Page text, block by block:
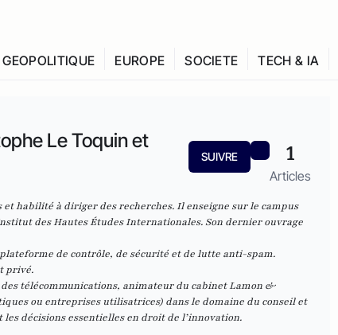
GEOPOLITIQUE EUROPE SOCIETE TECH & IA
Le Toquin et
SUIVRE 1
Articles
et habilité à diriger des recherches. Il enseigne sur le campus
des Hautes Études Internationales. Son dernier ouvrage
de contrôle, de sécurité et de lutte anti-spam.
privé.
télécommunications, animateur du cabinet Lamon &
ou entreprises utilisatrices) dans le domaine du conseil et
décisions essentielles en droit de l’innovation.